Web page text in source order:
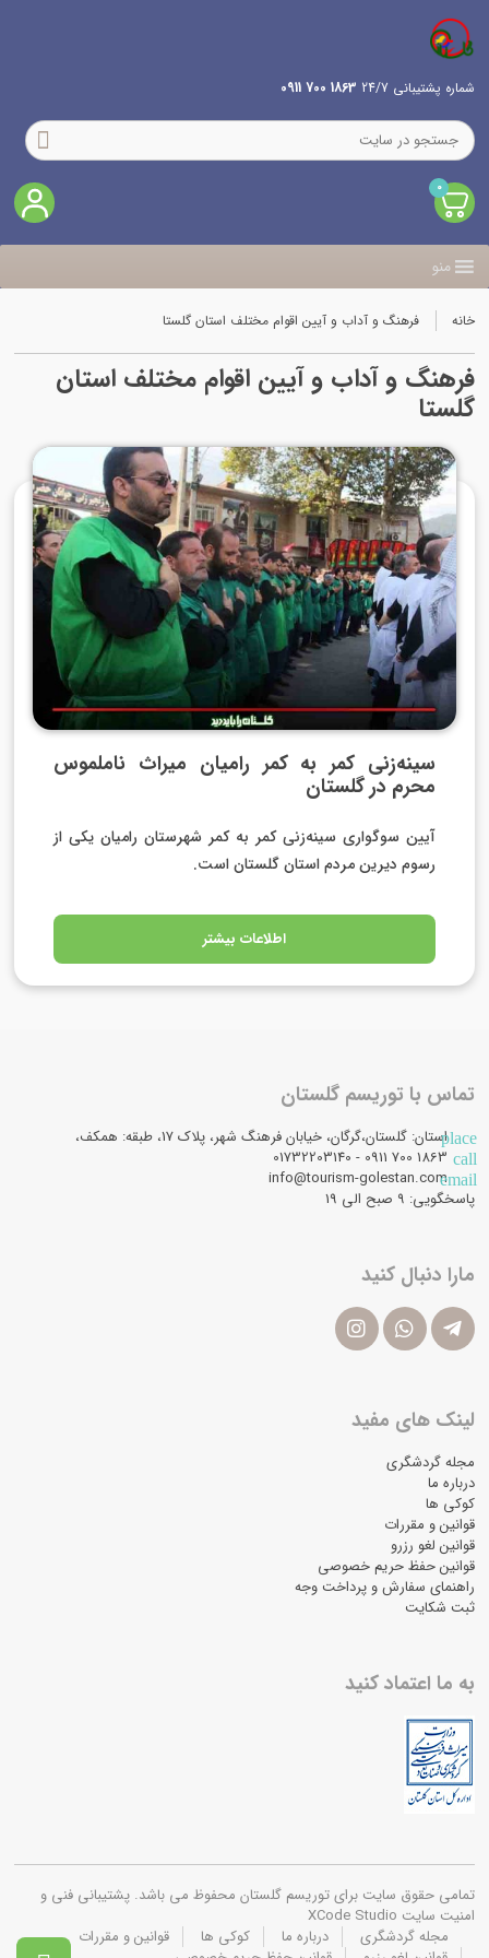
شماره پشتیبانی 24/7 1863 700 0911
0
منو
خانه فرهنگ و آداب و آیین اقوام مختلف استان گلستا
فرهنگ و آداب و آیین اقوام مختلف استان
گلستا
سینه‌زنی کمر به کمر رامیان میراث ناملموس
محرم در گلستان
آیین سوگواری سینه‌زنی کمر به کمر شهرستان رامیان یکی از
رسوم دیرین مردم استان گلستان است.
اطلاعات بیشتر
تماس با توریسم گلستان
placeاستان: گلستان،گرگان، خیابان فرهنگ شهر، پلاک 17، طبقه: همکف،
call
email
info@tourism-golestan.com
پاسخگویی: ۹ صبح الی 19
مارا دنبال کنید
لینک های مفید
مجله گردشگری
درباره ما
کوکی ها
قوانین و مقررات
قوانین لغو رزرو
قوانین حفظ حریم خصوصی
راهنمای سفارش و پرداخت وجه
ثبت شکایت
به ما اعتماد کنید
تمامی حقوق سایت برای توریسم گلستان محفوظ می باشد. پشتیبانی فنی و
امنیت سایت XCode Studio
مجله گردشگری
درباره ما کوکی ها
قوانین و مقررات